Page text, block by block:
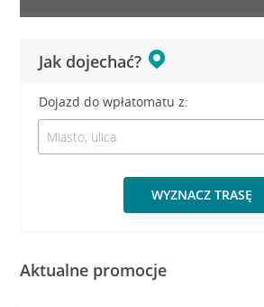
Jak dojechać?
Dojazd do wpłatomatu z:
WYZNACZ TRASĘ
Aktualne promocje